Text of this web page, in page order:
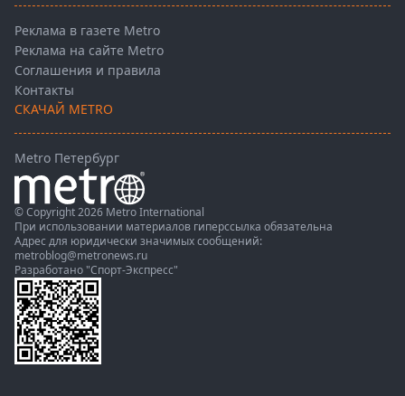
Реклама в газете Metro
Реклама на сайте Metro
Соглашения и правила
Контакты
СКАЧАЙ METRO
Metro Петербург
© Copyright 2026 Metro International
При использовании материалов гиперссылка обязательна
Адрес для юридически значимых сообщений:
metroblog@metronews.ru
Разработано "Спорт-Экспресс"